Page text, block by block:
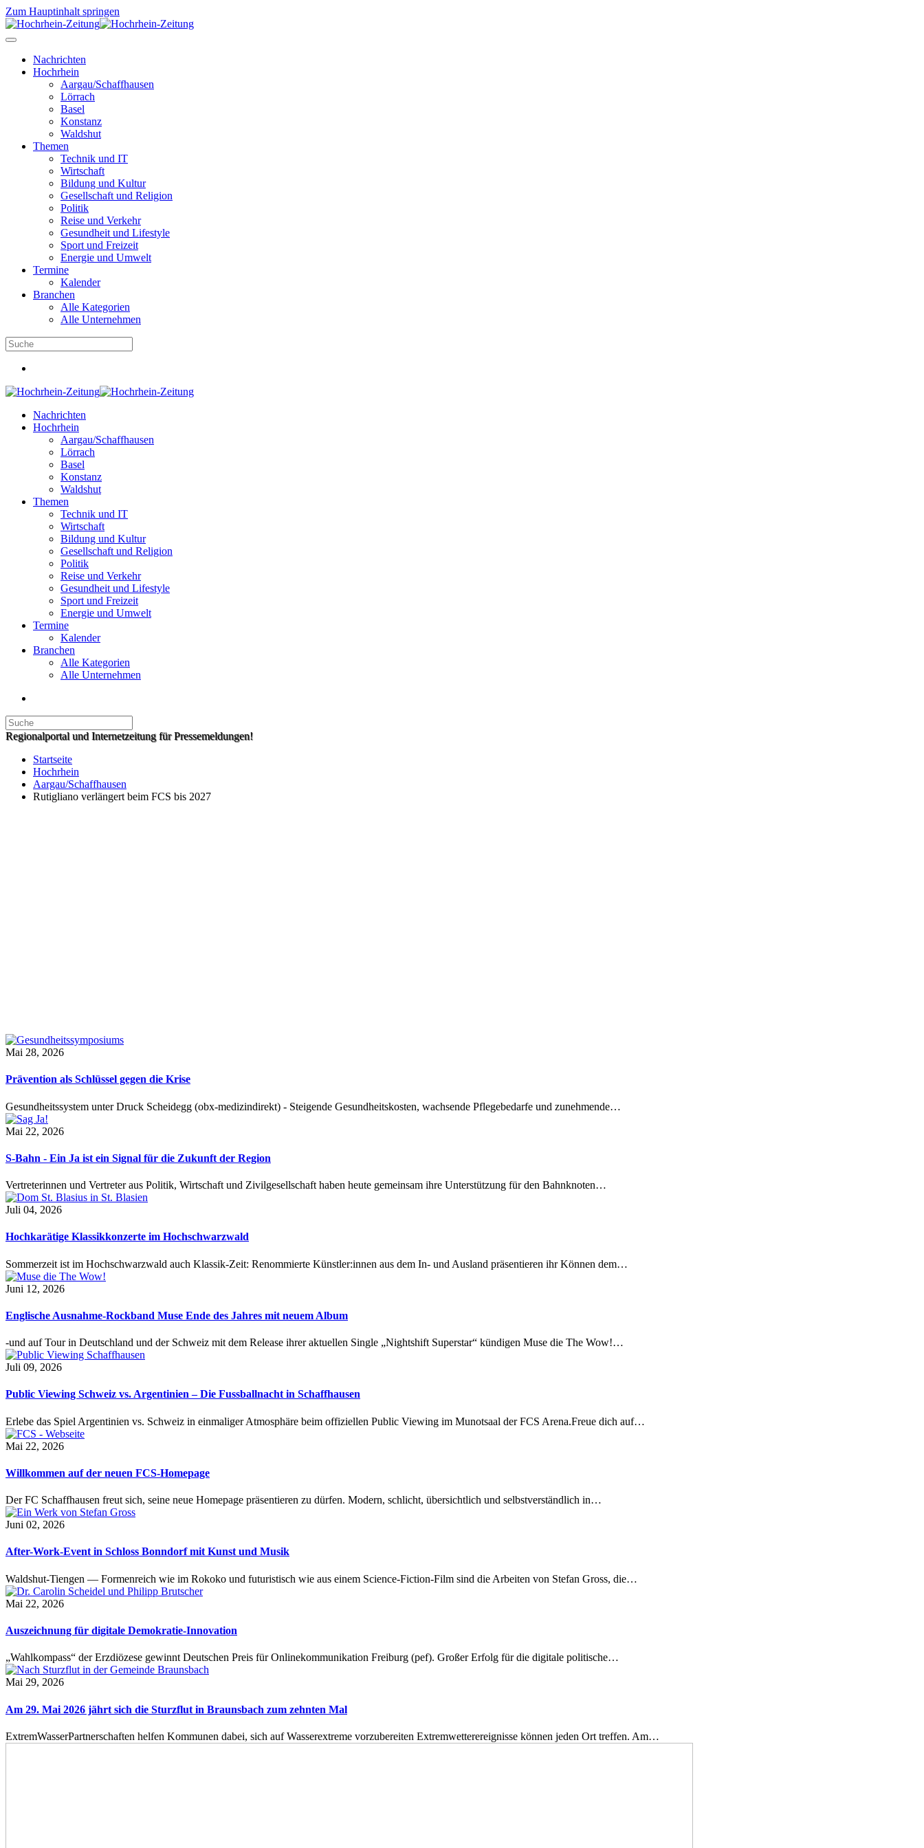
Zum Hauptinhalt springen
Nachrichten
Hochrhein
Aargau/Schaffhausen
Lörrach
Basel
Konstanz
Waldshut
Themen
Technik und IT
Wirtschaft
Bildung und Kultur
Gesellschaft und Religion
Politik
Reise und Verkehr
Gesundheit und Lifestyle
Sport und Freizeit
Energie und Umwelt
Termine
Kalender
Branchen
Alle Kategorien
Alle Unternehmen
Nachrichten
Hochrhein
Aargau/Schaffhausen
Lörrach
Basel
Konstanz
Waldshut
Themen
Technik und IT
Wirtschaft
Bildung und Kultur
Gesellschaft und Religion
Politik
Reise und Verkehr
Gesundheit und Lifestyle
Sport und Freizeit
Energie und Umwelt
Termine
Kalender
Branchen
Alle Kategorien
Alle Unternehmen
Regionalportal und Internetzeitung für Pressemeldungen!
Startseite
Hochrhein
Aargau/Schaffhausen
Rutigliano verlängert beim FCS bis 2027
Mai 28, 2026
Prävention als Schlüssel gegen die Krise
Gesundheitssystem unter Druck Scheidegg (obx-medizindirekt) - Steigende Gesundheitskosten, wachsende Pflegebedarfe und zunehmende…
Mai 22, 2026
S-Bahn - Ein Ja ist ein Signal für die Zukunft der Region
Vertreterinnen und Vertreter aus Politik, Wirtschaft und Zivilgesellschaft haben heute gemeinsam ihre Unterstützung für den Bahnknoten…
Juli 04, 2026
Hochkarätige Klassikkonzerte im Hochschwarzwald
Sommerzeit ist im Hochschwarzwald auch Klassik-Zeit: Renommierte Künstler:innen aus dem In- und Ausland präsentieren ihr Können dem…
Juni 12, 2026
Englische Ausnahme-Rockband Muse Ende des Jahres mit neuem Album
-und auf Tour in Deutschland und der Schweiz mit dem Release ihrer aktuellen Single „Nightshift Superstar“ kündigen Muse die The Wow!…
Juli 09, 2026
Public Viewing Schweiz vs. Argentinien – Die Fussballnacht in Schaffhausen
Erlebe das Spiel Argentinien vs. Schweiz in einmaliger Atmosphäre beim offiziellen Public Viewing im Munotsaal der FCS Arena.Freue dich auf…
Mai 22, 2026
Willkommen auf der neuen FCS-Homepage
Der FC Schaffhausen freut sich, seine neue Homepage präsentieren zu dürfen. Modern, schlicht, übersichtlich und selbstverständlich in…
Juni 02, 2026
After-Work-Event in Schloss Bonndorf mit Kunst und Musik
Waldshut-Tiengen — Formenreich wie im Rokoko und futuristisch wie aus einem Science-Fiction-Film sind die Arbeiten von Stefan Gross, die…
Mai 22, 2026
Auszeichnung für digitale Demokratie-Innovation
„Wahlkompass“ der Erzdiözese gewinnt Deutschen Preis für Onlinekommunikation Freiburg (pef). Großer Erfolg für die digitale politische…
Mai 29, 2026
Am 29. Mai 2026 jährt sich die Sturzflut in Braunsbach zum zehnten Mal
ExtremWasserPartnerschaften helfen Kommunen dabei, sich auf Wasserextreme vorzubereiten Extremwetterereignisse können jeden Ort treffen. Am…